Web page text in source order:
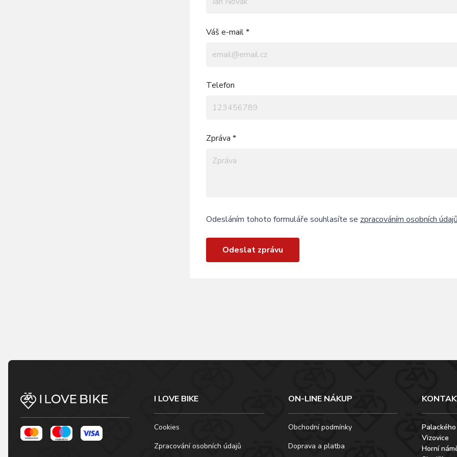
Váš e-mail *
Telefon
Zpráva *
Odesláním tohoto formuláře souhlasíte se zpracováním osobních
Odeslat zprávu
I LOVE BIKE
Cookies
Zpracování osobních údajů
ON-LINE NÁKUP
Obchodní podmínky
Doprava a platba
Vizovice
Horní